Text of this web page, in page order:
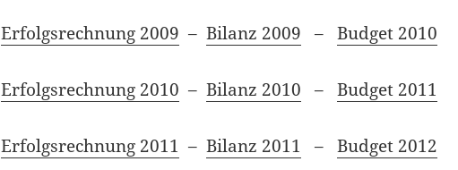
Erfolgsrechnung 2009 –Bilanz 2009 –Budget 2010
Erfolgsrechnung 2010 –Bilanz 2010 –Budget 2011
Erfolgsrechnung 2011 –Bilanz 2011 –Budget 2012